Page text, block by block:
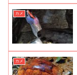
カメ
カメ